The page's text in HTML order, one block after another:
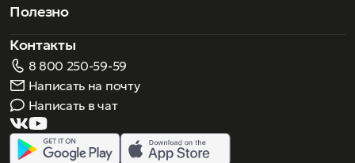
Полезно
Контакты
8 800 250-59-59
Написать на почту
Написать в чат